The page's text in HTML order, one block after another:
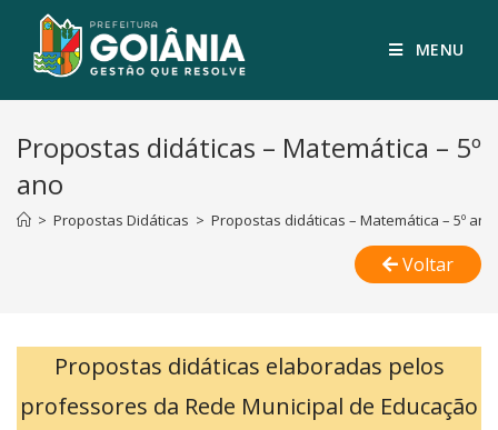
MENU
Propostas didáticas – Matemática – 5º
ano
> Propostas Didáticas > Propostas didáticas – Matemática – 5º ano
Voltar
Propostas didáticas elaboradas pelos
professores da Rede Municipal de Educação